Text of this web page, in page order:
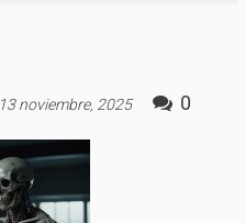
13 noviembre, 2025 0